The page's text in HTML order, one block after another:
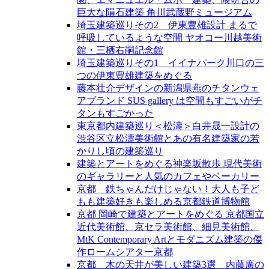
巨大な隕石建築 角川武蔵野ミュージアム
埼玉建築巡りその2 伊東豊雄設計 まるで
呼吸しているような空間 ヤオコー川越美術
館・三栖右嗣記念館
埼玉建築巡りその1 イイナパーク川口の三
つの伊東豊雄建築をめぐる
藤本壮介デザインの新潟県燕のチタンウェ
アブランド SUS gallery は空間もすごいがチ
タンもすごかった
東京都内建築巡り＜松濤＞白井晟一設計の
渋谷区立松濤美術館とあの有名建築家の若
かりし頃の建築巡り
建築とアートをめぐる神楽坂散歩 現代美術
のギャラリーと人気のカフェやベーカリー
京都 鉄ちゃんだけじゃない！大人も子ど
もも建築好きも楽しめる京都鉄道博物館
京都 岡崎で建築とアートをめぐる 京都国立
近代美術館、京セラ美術館、細見美術館、
MtK Contemporary Artとモダニズム建築の傑
作ロームシアター京都
京都 木の天井が美しい建築3選 内藤廣の